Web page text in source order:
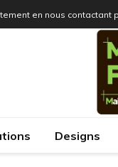
en nous contactant
Designs